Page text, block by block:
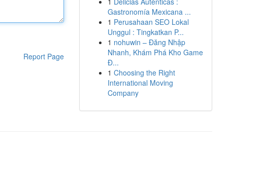
Report Page
Gastronomía Mexicana ...
1 Perusahaan SEO Lokal
Unggul : Tingkatkan P...
1 nohuwin – Đăng Nhập
Nhanh, Khám Phá Kho Game
Đ...
1 Choosing the Right
International Moving
Company